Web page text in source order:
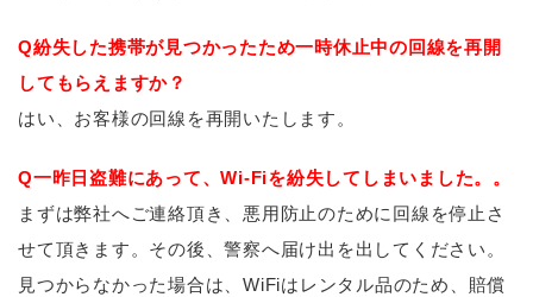
Q紛失した携帯が見つかったため一時休止中の回線を再開
してもらえますか？
はい、お客様の回線を再開いたします。
Q一昨日盗難にあって、Wi-Fiを紛失してしまいました。。
まずは弊社へご連絡頂き、悪用防止のために回線を停止さ
せて頂きます。その後、警察へ届け出を出してください。
見つからなかった場合は、WiFiはレンタル品のため、賠償